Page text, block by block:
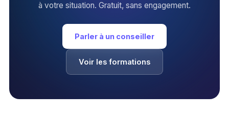
à votre situation. Gratuit, sans engagement.
Parler à un conseiller
Voir les formations